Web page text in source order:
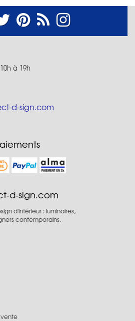
à 19h
d-sign.com
d-sign.com
d'intérieur : luminaires,
contemporains.